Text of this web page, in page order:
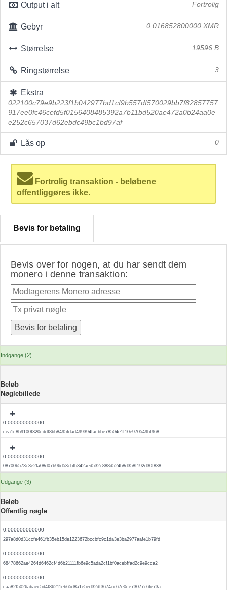
Output i alt Fortrolig
Gebyr 0.016852800000 XMR
Størrelse 19596 B
Ringstørrelse 3
Ekstra
022100c79e9b223f1b042977bd1cf9b557df570029bb7f82857757
917ee0fc46cefd5f0156408485392a7b11bd520ae472a0b24aa0e
e252c657037d62ebdc49bc1bd97af
Lås op 0
Fortrolig transaktion - beløbene
offentliggøres ikke.
Bevis for betaling
Bevis over for nogen, at du har sendt dem
monero i denne transaktion:
Indgange (2)
Beløb
Nøglebillede
0.000000000000
cea1c8b9100f320cddf8bb8495fdad499394facbbe78504e1f10e970549bf968
0.000000000000
08700b573c3e2fa08d07b96d53cbfb342aed532c888d524b8d358f192d30f838
Udgange (3)
Beløb
Offentlig nøgle
0.000000000000
297a8d0d31ccfe461fb35eb15de1223672bccbfc9c1da3e3ba2977aafe1b79fd
0.000000000000
68478662ae4264d6462cf4d6b21111fb6e9c5ada2cf1bf0acebffad2c9e9cca2
0.000000000000
caa82f5026abaec5d4f86211eb65d8a1e5ed32df3674cc67e0ce73077c6fe73a